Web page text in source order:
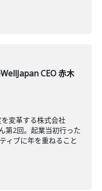
CEO 赤木
変革する株式会社
第2回。起業当初行った
ィブに年を重ねること